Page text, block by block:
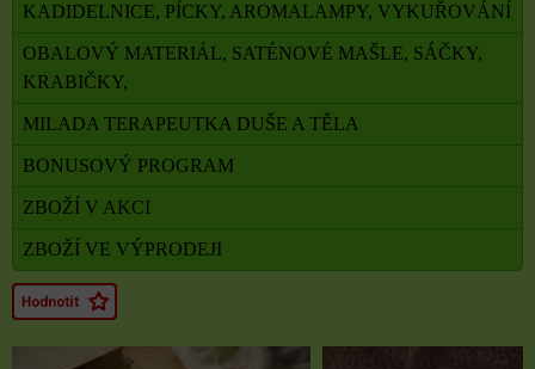
KADIDELNICE, PÍCKY, AROMALAMPY, VYKUŘOVÁNÍ
OBALOVÝ MATERIÁL, SATÉNOVÉ MAŠLE, SÁČKY,
KRABIČKY,
MILADA TERAPEUTKA DUŠE A TĚLA
BONUSOVÝ PROGRAM
ZBOŽÍ V AKCI
ZBOŽÍ VE VÝPRODEJI